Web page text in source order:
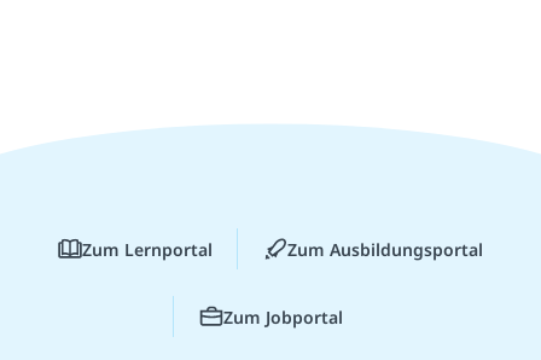
Zum Lernportal Zum Ausbildungsportal
Zum Jobportal